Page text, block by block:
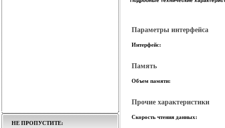
НЕ ПРОПУСТИТЕ:
Параметры интерфейса
Интерфейс:
Память
Объем памяти:
Прочие характеристики
Скорость чтения данных: